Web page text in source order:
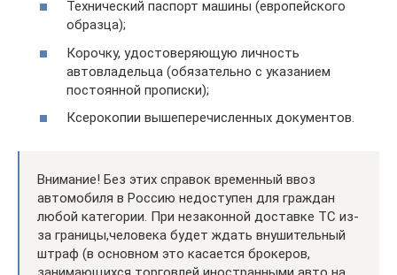
Технический паспорт машины (европейского
образца);
Корочку, удостоверяющую личность
автовладельца (обязательно с указанием
постоянной прописки);
Ксерокопии вышеперечисленных документов.
Внимание! Без этих справок временный ввоз
автомобиля в Россию недоступен для граждан
любой категории. При незаконной доставке ТС из-
за границы,человека будет ждать внушительный
штраф (в основном это касается брокеров,